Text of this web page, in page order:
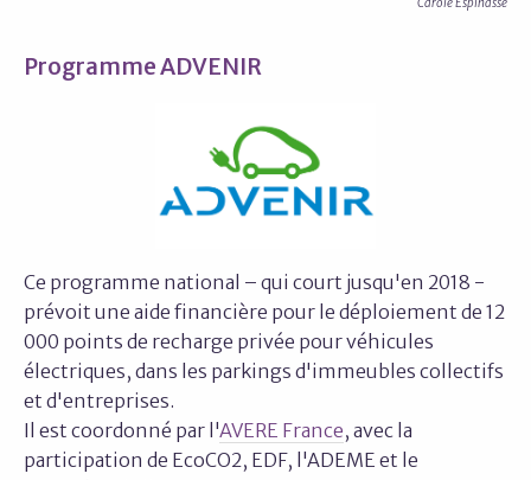
Carole Espinasse
Programme ADVENIR
Ce programme national – qui court jusqu'en 2018 -
prévoit une aide financière pour le déploiement de 12
000 points de recharge privée pour véhicules
électriques, dans les parkings d'immeubles collectifs
et d'entreprises.
Il est coordonné par l'AVERE France, avec la
participation de EcoCO2, EDF, l'ADEME et le